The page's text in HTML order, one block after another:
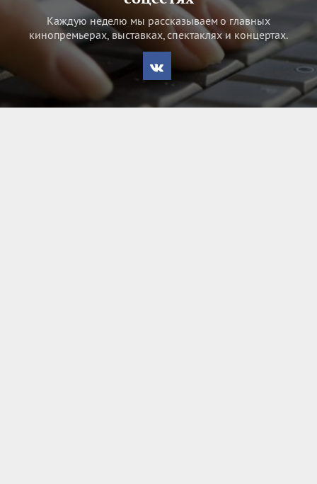
Каждую неделю мы рассказываем о главных
кинопремьерах, выставках, спектаклях и концертах.